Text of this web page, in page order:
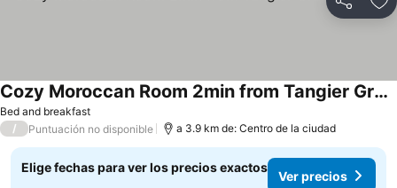
Compartir
Bed and breakfast
Cozy Moroccan Room 2min from Tangier Grand Stadium
Ver precios
/ Puntuación no disponible a 3.9 km de: Centro de la ciudad
Elige fechas para ver los precios exactos
Ver precios